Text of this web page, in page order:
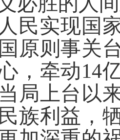
民实现国
原则事关
，牵动14
局上台以
族利益，